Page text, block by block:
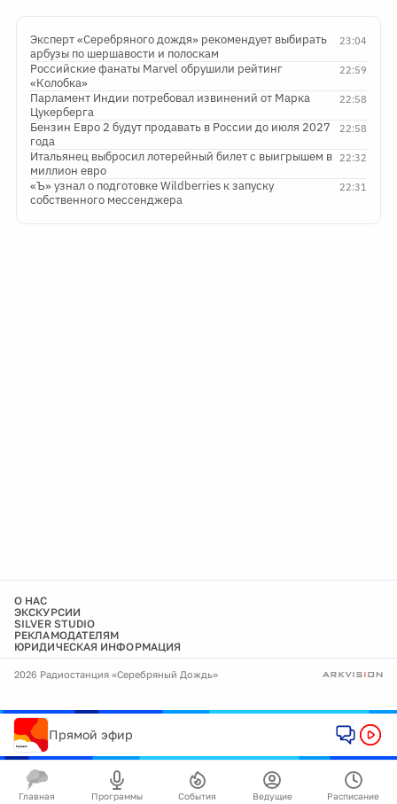
23:04
Эксперт «Серебряного дождя» рекомендует выбирать
арбузы по шершавости и полоскам
22:59
Российские фанаты Marvel обрушили рейтинг
«Колобка»
22:58
Парламент Индии потребовал извинений от Марка
Цукерберга
22:58
Бензин Евро 2 будут продавать в России до июля 2027
года
22:32
Итальянец выбросил лотерейный билет с выигрышем в
миллион евро
22:31
«Ъ» узнал о подготовке Wildberries к запуску
собственного мессенджера
О НАС
ЭКСКУРСИИ
SILVER STUDIO
РЕКЛАМОДАТЕЛЯМ
ЮРИДИЧЕСКАЯ ИНФОРМАЦИЯ
2026 Радиостанция «Серебряный Дождь»
Прямой эфир
Главная Программы События Ведущие Расписание